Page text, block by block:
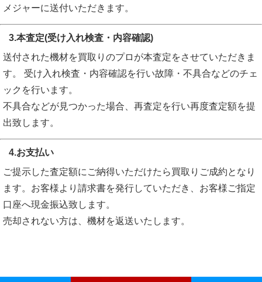
メジャーに送付いただきます。
3.本査定(受け入れ検査・内容確認)
送付された機材を買取りのプロが本査定をさせていただきま
す。 受け入れ検査・内容確認を行い故障・不具合などのチェ
ックを行います。
不具合などが見つかった場合、再査定を行い再度査定額を提
出致します。
4.お支払い
ご提示した査定額にご納得いただけたら買取りご成約となり
ます。お客様より請求書を発行していただき、お客様ご指定
口座へ現金振込致します。
売却されない方は、機材を返送いたします。